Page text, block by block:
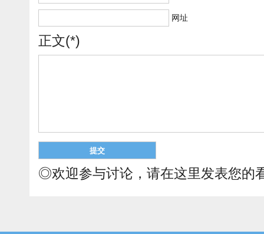
网址
正文(*)
◎欢迎参与讨论，请在这里发表您的